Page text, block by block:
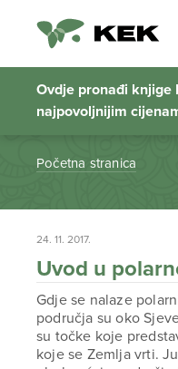
Ovdje pronađi knjige
najpovoljnijim
polarni
skolama
Početna stranica
24. 11. 2017.
Uvod u
Gdje se nalaze
područja su oko
su točke koje
koje se Zemlja vrti.